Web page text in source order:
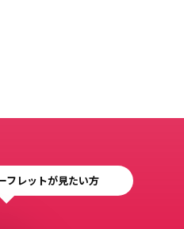
フレットが見たい方